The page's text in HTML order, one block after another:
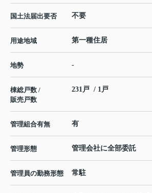
国土法届出要否 不要
用途地域 第一種住居
地勢 -
棟総戸数 /
販売戸数
231戸 / 1戸
管理組合有無 有
管理形態 管理会社に全部委託
管理員の勤務形態 常駐